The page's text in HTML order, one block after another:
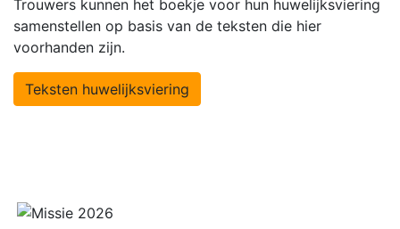
Trouwers kunnen het boekje voor hun huwelijksviering
samenstellen op basis van de teksten die hier
voorhanden zijn.
Teksten huwelijksviering